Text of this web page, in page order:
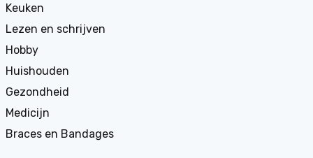
Keuken
Lezen en schrijven
Hobby
Huishouden
Gezondheid
Medicijn
Braces en Bandages